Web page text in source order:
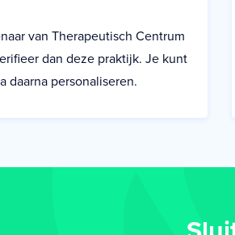
van Therapeutisch Centrum
dan deze praktijk. Je kunt
daarna personaliseren.